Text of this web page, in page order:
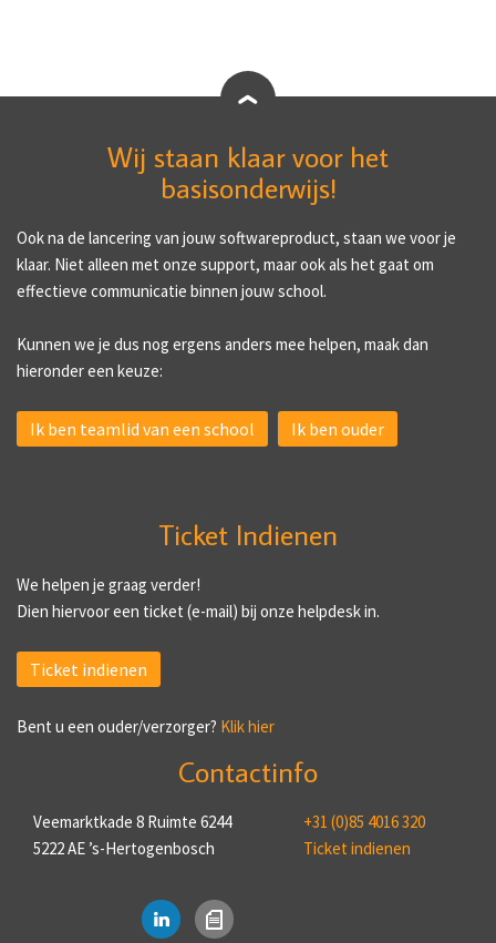
Wij staan klaar voor het
basisonderwijs!
Ook na de lancering van jouw softwareproduct, staan we voor je
klaar. Niet alleen met onze support, maar ook als het gaat om
effectieve communicatie binnen jouw school.
Kunnen we je dus nog ergens anders mee helpen, maak dan
hieronder een keuze:
Ik ben teamlid van een school Ik ben ouder
Ticket Indienen
We helpen je graag verder!
Dien hiervoor een ticket (e-mail) bij onze helpdesk in.
Ticket indienen
Bent u een ouder/verzorger? Klik hier
Contactinfo
Veemarktkade 8 Ruimte 6244
5222 AE ’s-Hertogenbosch
+31 (0)85 4016 320
Ticket indienen